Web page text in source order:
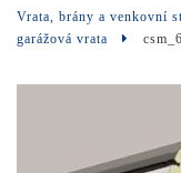
Vrata, brány a venkovní
garážová vrata